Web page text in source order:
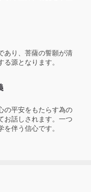
あり、菩薩の誓願が清
源となります。
の平安をもたらす為の
お話しされます。一つ
伴う信心です。